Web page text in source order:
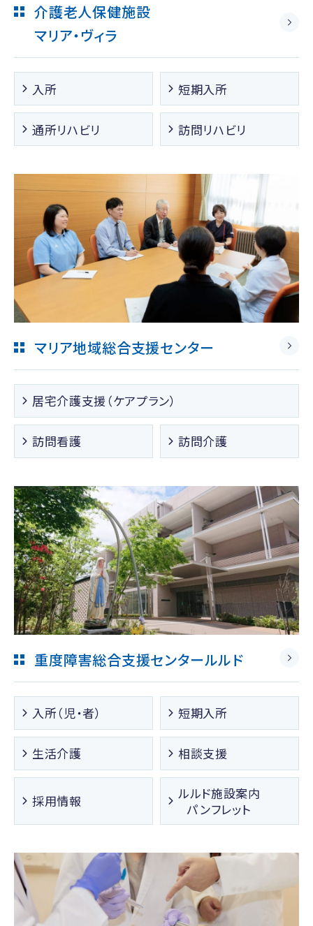
介護老人保健施設
マリア・ヴィラ
入所 短期入所
通所リハビリ 訪問リハビリ
マリア地域総合支援センター
居宅介護支援（ケアプラン）
訪問看護 訪問介護
重度障害総合支援センタールルド
入所（児・者） 短期入所
生活介護 相談支援
採用情報
ルルド施設案内
パンフレット